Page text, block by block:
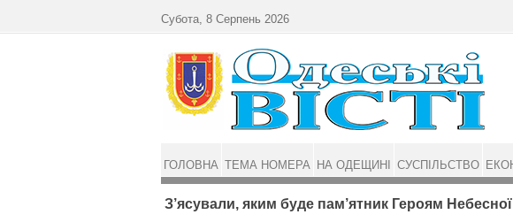
З’ясували, яким буде пам’ятник Героям
Субота, 8 Серпень 2026
ГОЛОВНА ТЕМА НОМЕРА НА ОДЕЩИНІ СУСПІЛЬСТВО